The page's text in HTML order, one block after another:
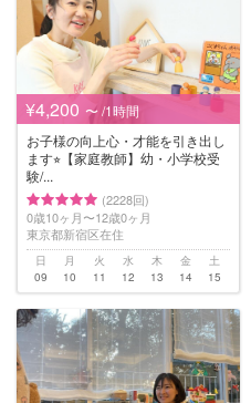
¥4,200 〜 /1時間
お子様の向上心・才能を引き出し
ます⭐︎【家庭教師】幼・小学校受
験/...
(2228回)
0歳10ヶ月〜12歳0ヶ月
東京都新宿区在住
日
09
月
10
火
11
水
12
木
13
金
14
土
15